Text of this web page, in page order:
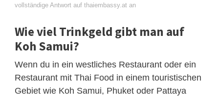
vollständige Antwort auf thaiembassy.at an
Wie viel Trinkgeld gibt man auf
Koh Samui?
Wenn du in ein westliches Restaurant oder ein
Restaurant mit Thai Food in einem touristischen
Gebiet wie Koh Samui, Phuket oder Pattaya